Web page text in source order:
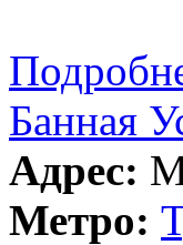
Банная
Адрес:
Метро: